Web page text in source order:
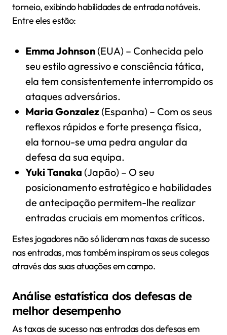
torneio, exibindo habilidades de entrada notáveis.
Entre eles estão:
Emma Johnson(EUA) – Conhecida pelo
seu estilo agressivo e consciência tática,
ela tem consistentemente interrompido os
ataques adversários.
Maria Gonzalez (Espanha) – Com os seus
reflexos rápidos e forte presença física,
ela tornou-se uma pedra angular da
defesa da sua equipa.
Yuki Tanaka (Japão) – O seu
posicionamento estratégico e habilidades
de antecipação permitem-lhe realizar
entradas cruciais em momentos críticos.
Estes jogadores não só lideram nas taxas de sucesso
nas entradas, mas também inspiram os seus colegas
através das suas atuações em campo.
Análise estatística dos defesas de
melhor desempenho
As taxas de sucesso nas entradas dos defesas em